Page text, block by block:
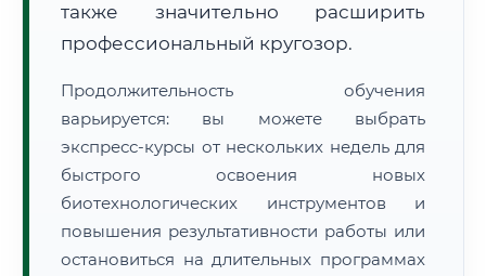
📜 Документы и аккредитация ФИС ФРДО
🔍 Нажмите на документ для увеличения и просмотра
также значительно расширить
профессиональный кругозор.
Продолжительность обучения
варьируется: вы можете выбрать
экспресс-курсы от нескольких недель для
быстрого освоения новых
биотехнологических инструментов и
повышения результативности работы или
остановиться на длительных программах